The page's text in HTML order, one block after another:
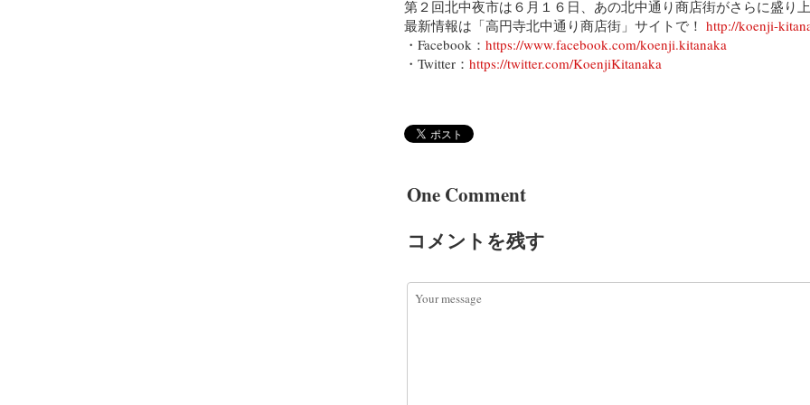
第２回北中夜市は６月１６日、あの北中通り商店街がさらに盛り
最新情報は「高円寺北中通り商店街」サイトで！ http://koenji-
・Facebook： https://www.facebook.com/koenji.kitanaka
・Twitter： https://twitter.com/KoenjiKitanaka
One Comment
コメントを残す